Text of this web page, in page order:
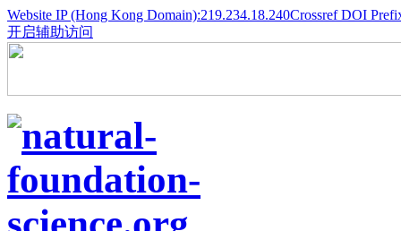
Website IP (Hong Kong Domain):219.234.18.240Crossref DOI
开启辅助访问